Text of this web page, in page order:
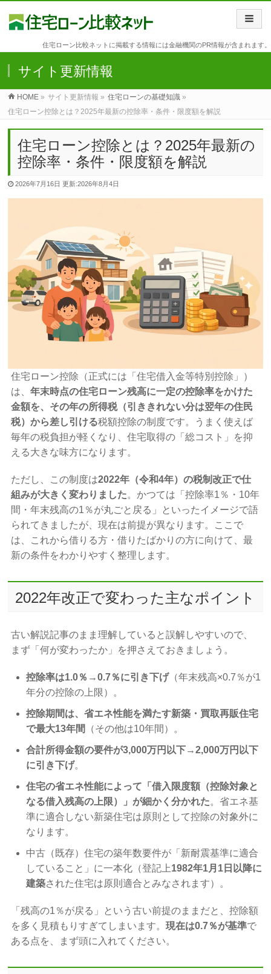
住宅ローン比較ネットに掲載する情報には金融機関のPR情報が含まれます。
サイト更新情報
HOME » サイト更新情報 » 住宅ローンの基礎知識 »
住宅ローン控除とは？2025年最新の控除率・条件・限度額を解説
住宅ローン控除とは？2025年最新の
控除率・条件・限度額を解説
2026年7月16日更新:2026年8月4日
住宅ローン控除（正式には「住宅借入金等特別控除」）
は、年末時点の住宅ローン残高に一定の控除率をかけた
金額を、その年の所得税（引ききれない分は翌年の住民
税）から差し引ける税額控除の制度です。うまく使えば
毎年の税負担が軽くなり、住宅取得の「総コスト」を抑
える大きな味方になります。
ただし、この制度は2022年（令和4年）の税制改正で仕
組みが大きく変わりました。かつては「控除率1％・10年
間・年末残高の1％が丸ごと戻る」といったイメージで語
られてきましたが、現在は前提が異なります。ここで
は、これから借りる方・借りたばかりの方に向けて、最
新の条件をわかりやすく整理します。
2022年改正で変わった主なポイント
古い解説記事のまま理解していると誤解しやすいので、
まず「何が変わったか」を押さえておきましょう。
控除率は1.0％→0.7％に引き下げ（年末残高×0.7％が1
年分の控除の上限）。
控除期間は、省エネ性能を満たす新築・買取再販住宅
で最大13年間
（その他は10年間）。
合計所得金額の要件が3,000万円以下→2,000万円以下
に引き下げ。
住宅の省エネ性能によって「借入限度額（控除対象と
なる借入残高の上限）」が細かく分かれた。省エネ基
準に適合しない新築住宅は原則として控除の対象外に
なります。
中古（既存）住宅の築年数要件が「新耐震基準に適合
していること」に一本化（登記上1982年1月1日以降に
建築された住宅は原則適合とみなされます）。
「残高の1％が戻る」という古い前提のままだと、控除額
を多く見積もりすぎてしまいます。現在は0.7％が基準で
ある点を、まず頭に入れてください。